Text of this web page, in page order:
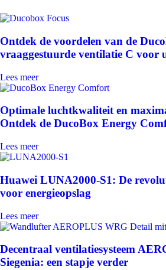
Ontdek de voordelen van de
vraaggestuurde ventilatie C voor
Lees meer
Optimale luchtkwaliteit en
Ontdek de DucoBox Energy
Lees meer
Huawei LUNA2000-S1: De
voor energieopslag
Lees meer
Decentraal ventilatiesysteem
Siegenia: een stapje verder